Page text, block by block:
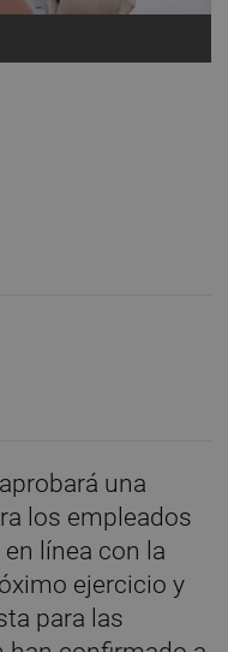
una
los empleados
línea con la
ejercicio y
para las